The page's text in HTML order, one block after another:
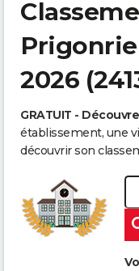
2026
GRATUIT -
établissement, une
découvrir son